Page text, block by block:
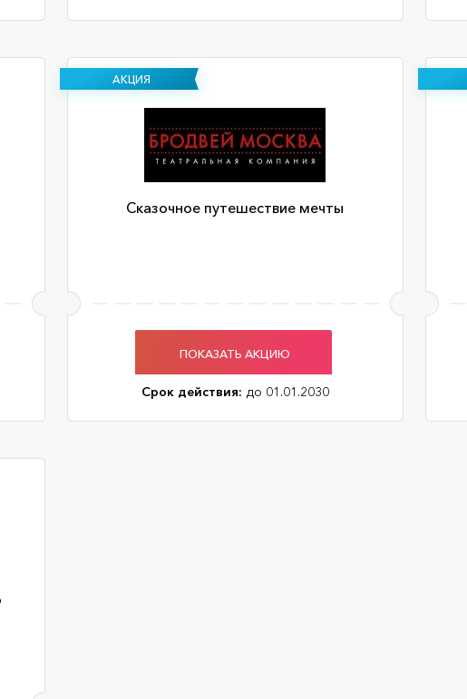
АКЦИЯ
Сказочное путешествие мечты
ПОКАЗАТЬ АКЦИЮ
Срок действия: до 01.01.2030